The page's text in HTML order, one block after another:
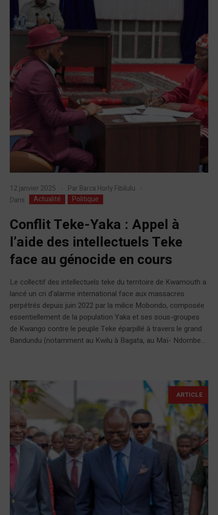
12 janvier 2025 Par Barca Horly Fibilulu
Dans
Actualité Politique
Conflit Teke-Yaka : Appel à
l’aide des intellectuels Teke
face au génocide en cours
Le collectif des intellectuels teke du territoire de Kwamouth a
lancé un cri d’alarme international face aux massacres
perpétrés depuis juin 2022 par la milice Mobondo, composée
essentiellement de la population Yaka et ses sous-groupes
de Kwango contre le peuple Teke éparpillé à travers le grand
Bandundu (notamment au Kwilu à Bagata, au Maï- Ndombe...
ARTICLE